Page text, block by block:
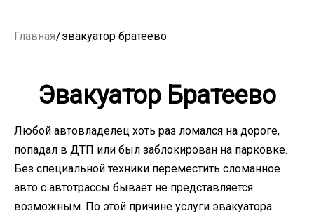
Главная/эвакуатор братеево
Эвакуатор Братеево
Любой автовладелец хоть раз ломался на дороге,
попадал в ДТП или был заблокирован на парковке.
Без специальной техники переместить сломанное
авто с автотрассы бывает не представляется
возможным. По этой причине услуги эвакуатора